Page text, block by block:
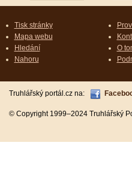
Tisk stránky
Mapa webu
Hledání
Nahoru
O
Truhlářský portál.cz na:
© Copyright 1999–2024 Truhlářský